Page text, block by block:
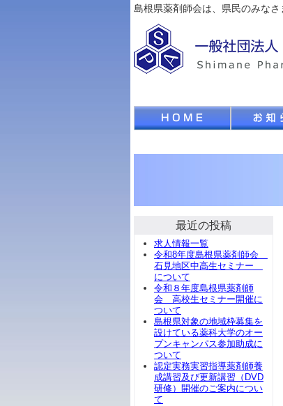
島根県薬剤師会は、県民のみなさ
最近の投稿
求人情報一覧
令和8年度島根県薬剤師会
石見地区中高生セミナー
について
令和８年度島根県薬剤師
会 高校生セミナー開催に
ついて
島根県対象の地域枠募集を
設けている薬科大学のオー
プンキャンパス参加助成に
ついて
認定実務実習指導薬剤師養
成講習及び更新講習（DVD
研修）開催のご案内につい
て